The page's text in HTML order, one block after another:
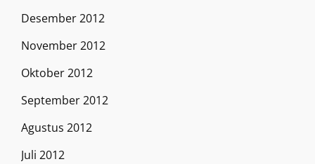
Desember 2012
November 2012
Oktober 2012
September 2012
Agustus 2012
Juli 2012